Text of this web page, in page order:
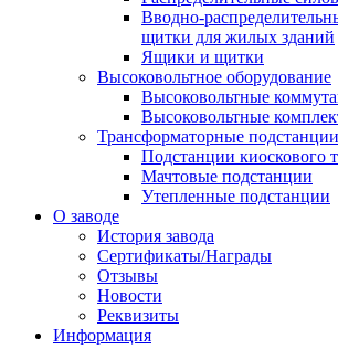
Вводно-
щитки для жилых зданий
Ящики и щитки
Высоковольтное оборудование
Высоковольтные
Высоковольтные
Трансформаторные подстанции
Подстанции киоскового
Мачтовые подстанции
Утепленные подстанции
О заводе
История завода
Сертификаты/Награды
Отзывы
Новости
Реквизиты
Информация